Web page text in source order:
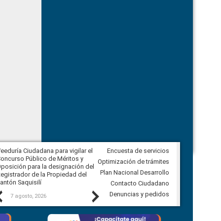
Previous
Ciudadana para vigilar el
Público de Méritos y
para la designación del
de la Propiedad del
Saquisilí
7 agosto, 2026
Veeduría Ciudadana para vigilar la
construcción del asfaltado de
Ballenita del cantón Santa Elena
7 agosto, 2026
Next
Encuesta de servicios
Optimización de trámites
Plan Nacional Desarrollo
Contacto Ciudadano
Denuncias y pedidos